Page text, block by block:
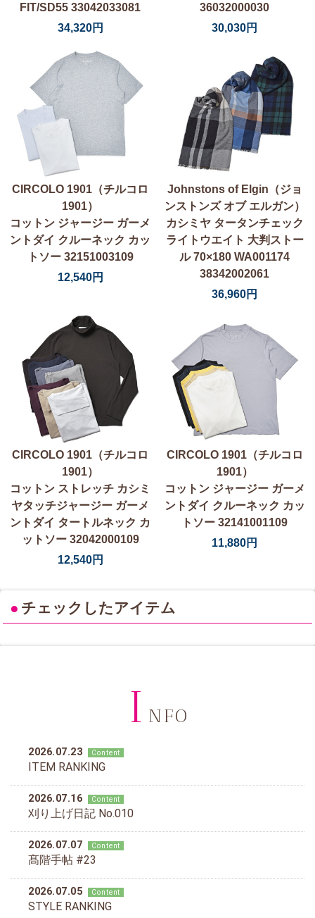
FIT/SD55 33042033081
34,320円
36032000030
30,030円
CIRCOLO 1901（チルコロ
1901）
コットン ジャージー ガーメ
ントダイ クルーネック カッ
トソー 32151003109
12,540円
Johnstons of Elgin（ジョ
ンストンズ オブ エルガン）
カシミヤ タータンチェック
ライトウエイト 大判ストー
ル 70×180 WA001174
38342002061
36,960円
CIRCOLO 1901（チルコロ
1901）
コットン ストレッチ カシミ
ヤタッチジャージー ガーメ
ントダイ タートルネック カ
ットソー 32042000109
12,540円
CIRCOLO 1901（チルコロ
1901）
コットン ジャージー ガーメ
ントダイ クルーネック カッ
トソー 32141001109
11,880円
● チェックしたアイテム
I NFO